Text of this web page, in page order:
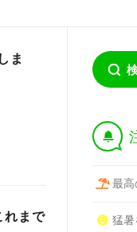
ま
れまで
†
最高
猛暑